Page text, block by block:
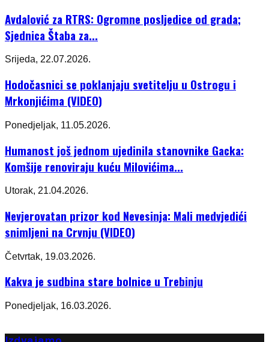
Avdalović za RTRS: Ogromne posljedice od grada;
Sjednica Štaba za...
Srijeda, 22.07.2026.
Hodočasnici se poklanjaju svetitelju u Ostrogu i
Mrkonjićima (VIDEO)
Ponedjeljak, 11.05.2026.
Humanost još jednom ujedinila stanovnike Gacka:
Komšije renoviraju kuću Milovićima...
Utorak, 21.04.2026.
Nevjerovatan prizor kod Nevesinja: Mali medvjedići
snimljeni na Crvnju (VIDEO)
Četvrtak, 19.03.2026.
Kakva je sudbina stare bolnice u Trebinju
Ponedjeljak, 16.03.2026.